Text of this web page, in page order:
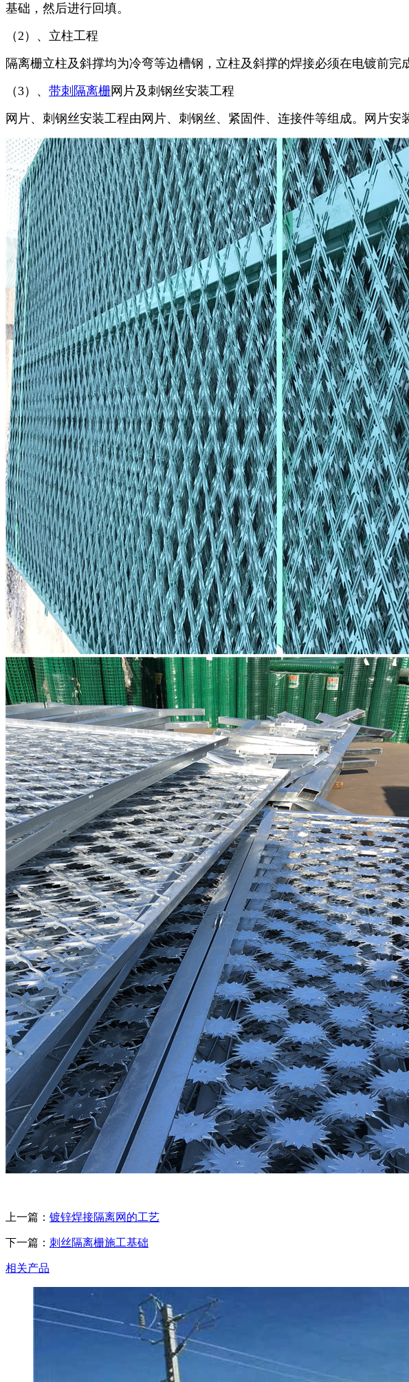
基础，然后进行回填。
（2）、立柱工程
隔离栅立柱及斜撑均为冷弯等边槽钢，立柱及斜撑的焊接必须在电镀前完
（3）、 带刺隔离栅网片及刺钢丝安装工程
网片、刺钢丝安装工程由网片、刺钢丝、紧固件、连接件等组成。网片
上一篇： 镀锌焊接隔离网的工艺
下一篇： 刺丝隔离栅施工基础
相关产品